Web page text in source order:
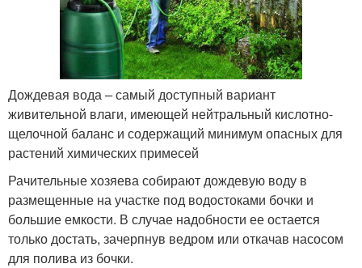
Дождевая вода – самый доступный вариант
живительной влаги, имеющей нейтральный кислотно-
щелочной баланс и содержащий минимум опасных для
растений химических примесей
Рачительные хозяева собирают дождевую воду в
размещенные на участке под водостоками бочки и
большие емкости. В случае надобности ее остается
только достать, зачерпнув ведром или откачав насосом
для полива из бочки.